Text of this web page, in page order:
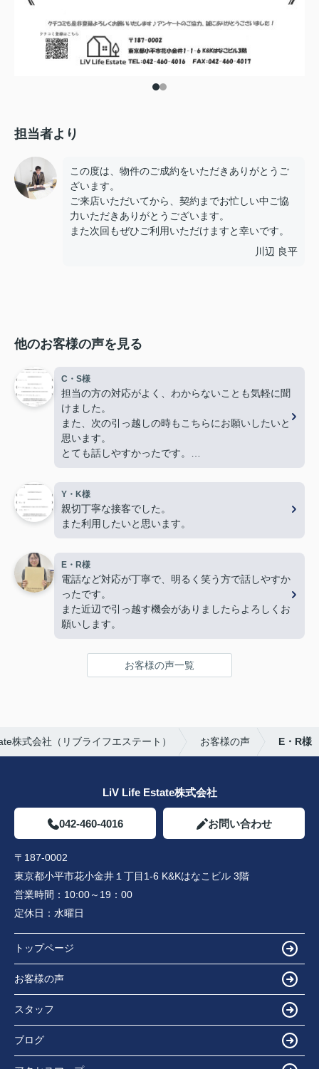
担当者より
この度は、物件のご成約をいただきありがとうご
ざいます。
ご来店いただいてから、契約までお忙しい中ご協
力いただきありがとうございます。
また次回もぜひご利用いただけますと幸いです。
川辺 良平
他のお客様の声を見る
C・S様
担当の方の対応がよく、わからないことも気軽に聞
けました。
また、次の引っ越しの時もこちらにお願いしたいと
思います。
とても話しやすかったです。
Y・K様
親切丁寧な接客でした。
また利用したいと思います。
E・R様
電話など対応が丁寧で、明るく笑う方で話しやすか
ったです。
また近辺で引っ越す機会がありましたらよろしくお
願いします。
お客様の声一覧
株式会社（リブライフエステート） お客様の声 E・R様
LiV Life Estate株式会社
042-460-4016 お問い合わせ
〒187-0002
東京都小平市花小金井１丁目1-6 K&Kはなこビル 3階
営業時間： 10:00～19：00
定休日： 水曜日
トップページ
お客様の声
スタッフ
ブログ